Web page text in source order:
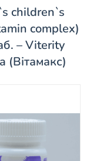
children`s
complex)
– Viterity
(Вітамакс)